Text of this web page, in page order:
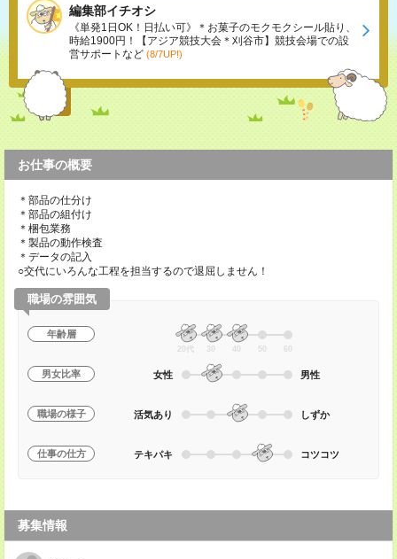
編集部イチオシ
《単発1日OK！日払い可》＊お菓子のモクモクシール貼り、
時給1900円！【アジア競技大会＊刈谷市】競技会場での設
営サポートなど (8/7UP!)
お仕事の概要
＊部品の仕分け
＊部品の組付け
＊梱包業務
＊製品の動作検査
＊データの記入
○交代にいろんな工程を担当するので退屈しません！
職場の雰囲気
年齢層
20代 30 40 50 60
男女比率 女性 男性
職場の様子 活気あり しずか
仕事の仕方 テキパキ コツコツ
募集情報